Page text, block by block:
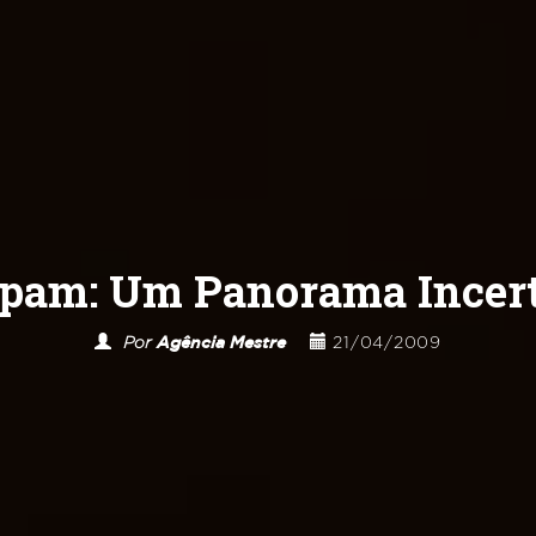
Um Panorama
PorAgência Mestre 21/04/2009